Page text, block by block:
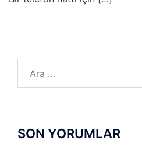
SON YORUMLAR